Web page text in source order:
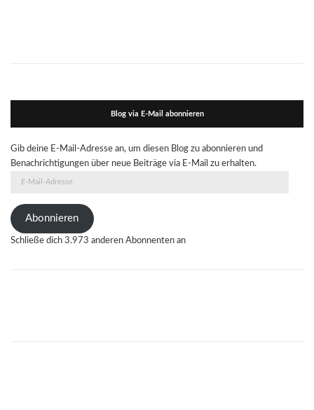
Blog via E-Mail abonnieren
Gib deine E-Mail-Adresse an, um diesen Blog zu abonnieren und
Benachrichtigungen über neue Beiträge via E-Mail zu erhalten.
Adresse
Abonnieren
Schließe dich 3.973 anderen Abonnenten an